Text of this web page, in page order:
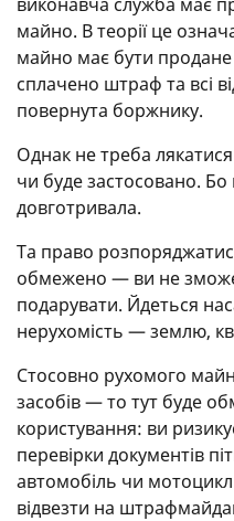
майно. В теорії це
майно має бути продане
сплачено штраф та всі
повернута боржнику.
Однак не треба
чи буде застосовано. Бо
довготривала.
Та право
обмежено — ви не
подарувати. Йдеться
нерухомість — землю,
Стосовно рухомого
засобів — то тут буде
користування: ви
перевірки документів
автомобіль чи
відвезти на